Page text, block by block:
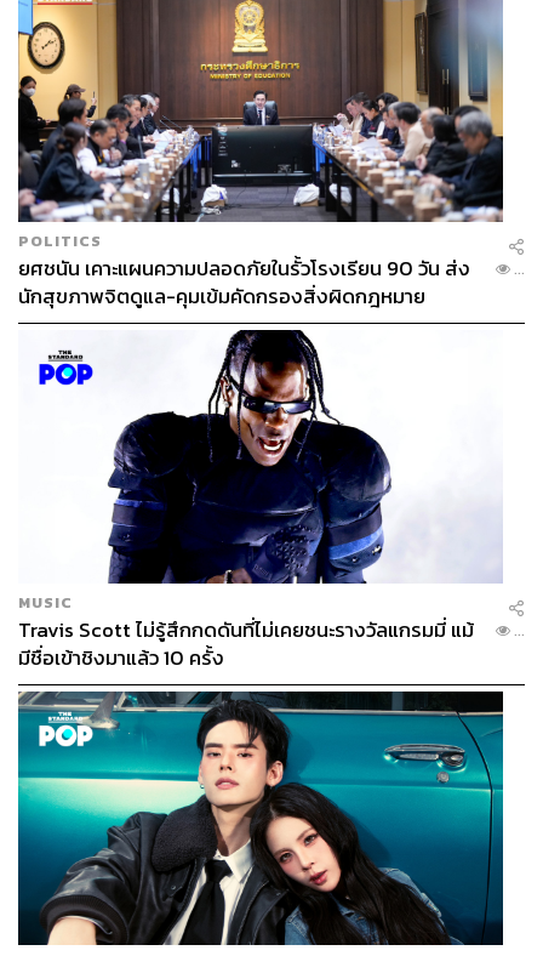
POLITICS
ยศชนัน เคาะแผนความปลอดภัยในรั้วโรงเรียน 90 วัน ส่ง
นักสุขภาพจิตดูแล-คุมเข้มคัดกรองสิ่งผิดกฎหมาย
...
MUSIC
Travis Scott ไม่รู้สึกกดดันที่ไม่เคยชนะรางวัลแกรมมี่ แม้
มีชื่อเข้าชิงมาแล้ว 10 ครั้ง
...